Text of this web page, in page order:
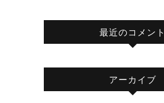
最近のコメント
アーカイブ